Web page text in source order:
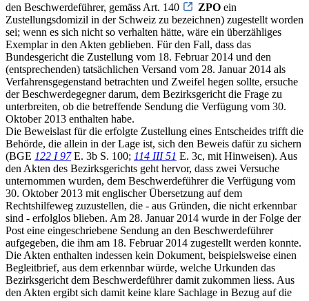
den Beschwerdeführer, gemäss Art. 140
ZPO ein
Zustellungsdomizil in der Schweiz zu bezeichnen) zugestellt worden
sei; wenn es sich nicht so verhalten hätte, wäre ein überzähliges
Exemplar in den Akten geblieben. Für den Fall, dass das
Bundesgericht die Zustellung vom 18. Februar 2014 und den
(entsprechenden) tatsächlichen Versand vom 28. Januar 2014 als
Verfahrensgegenstand betrachten und Zweifel hegen sollte, ersuche
der Beschwerdegegner darum, dem Bezirksgericht die Frage zu
unterbreiten, ob die betreffende Sendung die Verfügung vom 30.
Oktober 2013 enthalten habe.
Die Beweislast für die erfolgte Zustellung eines Entscheides trifft die
Behörde, die allein in der Lage ist, sich den Beweis dafür zu sichern
(BGE 122 I 97E. 3b S. 100; 114 III 51 E. 3c, mit Hinweisen). Aus
den Akten des Bezirksgerichts geht hervor, dass zwei Versuche
unternommen wurden, dem Beschwerdeführer die Verfügung vom
30. Oktober 2013 mit englischer Übersetzung auf dem
Rechtshilfeweg zuzustellen, die - aus Gründen, die nicht erkennbar
sind - erfolglos blieben. Am 28. Januar 2014 wurde in der Folge der
Post eine eingeschriebene Sendung an den Beschwerdeführer
aufgegeben, die ihm am 18. Februar 2014 zugestellt werden konnte.
Die Akten enthalten indessen kein Dokument, beispielsweise einen
Begleitbrief, aus dem erkennbar würde, welche Urkunden das
Bezirksgericht dem Beschwerdeführer damit zukommen liess. Aus
den Akten ergibt sich damit keine klare Sachlage in Bezug auf die